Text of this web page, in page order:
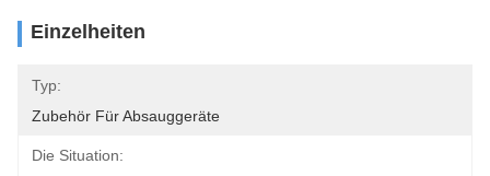
Einzelheiten
Typ:
Zubehör Für Absauggeräte
Die Situation: